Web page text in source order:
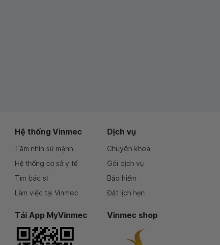
Hệ thống Vinmec
Tầm nhìn sứ mệnh
Hệ thống cơ sở y tế
Tìm bác sĩ
Làm việc tại Vinmec
Dịch vụ
Chuyên khoa
Gói dịch vụ
Bảo hiểm
Đặt lịch hẹn
Tải App MyVinmec Vinmec shop